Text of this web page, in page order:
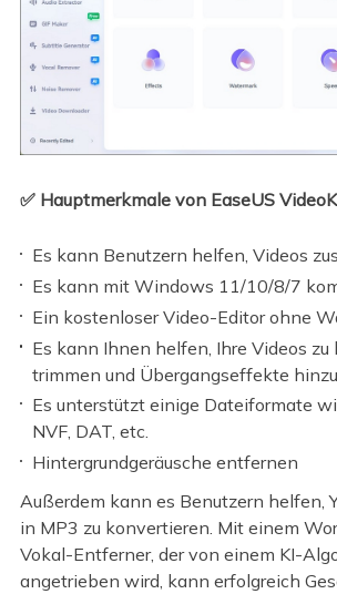
✅ Hauptmerkmale von EaseUS
Es kann Benutzern helfen, Videos
Es kann mit Windows 11/10/8/7
Ein kostenloser Video-Editor ohne
Es kann Ihnen helfen, Ihre Videos zu
trimmen und Übergangseffekte
Es unterstützt einige Dateiformate
NVF, DAT, etc.
Hintergrundgeräusche entfernen
Außerdem kann es Benutzern helfen,
in MP3 zu konvertieren. Mit einem
Vokal-Entferner, der von einem KI-
angetrieben wird, kann erfolgreich